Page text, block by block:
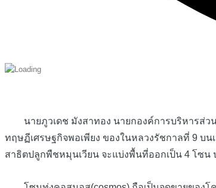
นายภูวเดช มังสาทอง นายกองค์การบริหารส่วน
ทฤษฏีเศรษฐกิจพอเพียง ของในหลวงรัชกาลที่ 9 บน
สาธิตปลูกพืชหมุนเวียน จะแบ่งพื้นที่ออกเป็น 4 โซน